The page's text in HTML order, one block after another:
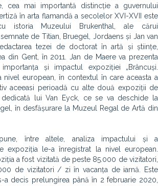
cea mai importantă distincție a guvernului
în arta flamandă a secolelor XVI-XVII este
istoria Muzeului Brukenthal, ale cărui
de Titian, Bruegel, Jordaens și Jan van
tezei de doctorat în artă și științe,
din Gent, în 2011. Jan de Maere va prezenta
și impactul expoziției „Brâncuși.
nivel european, în contextul în care aceasta a
aceeasi perioadă cu alte două expoziții de
dedicată lui Van Eyck, ce se va deschide la
în desfășurare la Muzeul Regal de Artă din
între altele, analiza impactului și a
expoziția le-a înregistrat la nivel european.
a fost vizitată de peste 85.000 de vizitatori,
de vizitatori / zi în vacanța de iarnă. Este
a decis prelungirea până în 2 februarie 2020,